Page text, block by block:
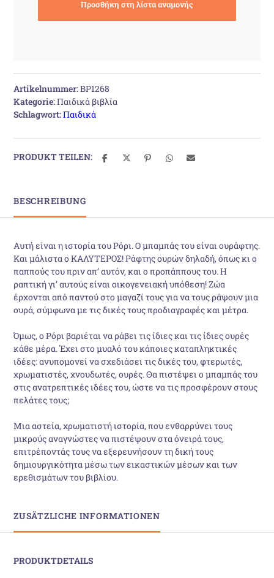
Artikelnummer:BP1268
Kategorie:Παιδικά βιβλία
Schlagwort:Παιδικά
PRODUKT TEILEN:
BESCHREIBUNG
Αυτή είναι η ιστορία του Ρόρι. Ο μπαμπάς του είναι ουράφτης.
Και μάλιστα ο ΚΑΛΥΤΕΡΟΣ! Ράφτης ουρών δηλαδή, όπως κι ο
παππούς του πριν απ’ αυτόν, και ο προπάππους του. Η
ραπτική γι’ αυτούς είναι οικογενειακή υπόθεση! Ζώα
έρχονται από παντού στο μαγαζί τους για να τους ράψουν μια
ουρά, σύμφωνα με τις δικές τους προδιαγραφές και μέτρα.
Όμως, ο Ρόρι βαριέται να ράβει τις ίδιες και τις ίδιες ουρές
κάθε μέρα. Έχει στο μυαλό του κάποιες καταπληκτικές
ιδέες: ανυπομονεί να σχεδιάσει τις δικές του, φτερωτές,
χρωματιστές, χνουδωτές, ουρές. Θα πιστέψει ο μπαμπάς του
στις ανατρεπτικές ιδέες του, ώστε να τις προσφέρουν στους
πελάτες τους;
Μια αστεία, χρωματιστή ιστορία, που ενθαρρύνει τους
μικρούς αναγνώστες να πιστέψουν στα όνειρά τους,
επιτρέποντάς τους να εξερευνήσουν τη δική τους
δημιουργικότητα μέσω των εικαστικών μέσων και των
ερεθισμάτων του βιβλίου.
ZUSÄTZLICHE INFORMATIONEN
PRODUKTDETAILS